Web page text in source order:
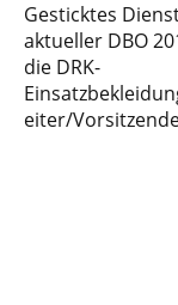
Gesticktes
aktueller DBO
die DRK-
eiter/